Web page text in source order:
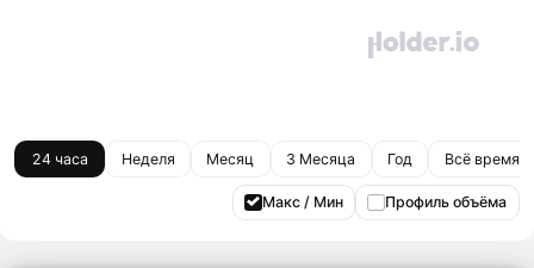
24 часа Неделя Месяц 3 Месяца Год Всё время
Макс / Мин Профиль объёма